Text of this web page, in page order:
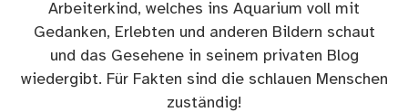
Arbeiterkind, welches ins Aquarium voll mit
Gedanken, Erlebten und anderen Bildern schaut
und das Gesehene in seinem privaten Blog
wiedergibt. Für Fakten sind die schlauen Menschen
zuständig!